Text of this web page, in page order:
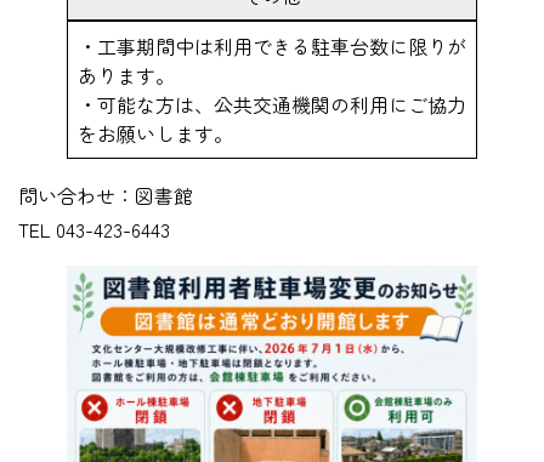
・工事期間中は利用できる駐車台数に限りが
あります。
・可能な方は、公共交通機関の利用にご協力
をお願いします。
問い合わせ：図書館
TEL 043-423-6443